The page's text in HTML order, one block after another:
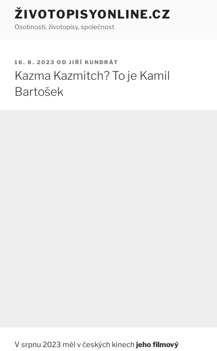
Přejít
obsahu
ŽIVOTOPISYONLINE.CZ
Osobnosti, životopisy, společnost
PUBLIKOVÁNO
16. 8. 2023 OD JIŘÍ KUNDRÁT
Kazma Kazmitch? To je Kamil
Bartošek
V srpnu 2023 měl v českých kinech jeho filmový